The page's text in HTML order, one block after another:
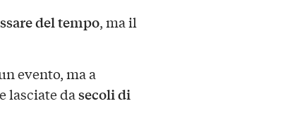
del tempo, ma il
evento, ma a
lasciate dasecoli di